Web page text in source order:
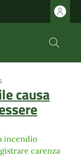
causa
incendio
carenza